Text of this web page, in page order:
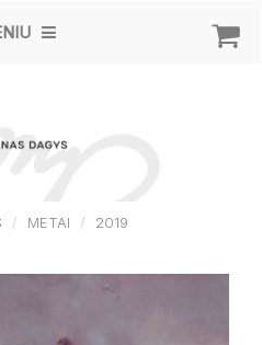
METAI
2019